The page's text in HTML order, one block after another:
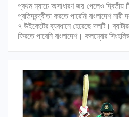
প্রথম ম্যাচে অসাধারণ জয় পেলেও দ্বিতীয়
প্রতিদ্বন্দ্বীতা করতে পারেনি বাংলাদেশ
৭ উইকেটের ব্যবধানে হেরেছে দলটি।
ফিরতে পারেনি বাংলাদেশ। কলম্বোর